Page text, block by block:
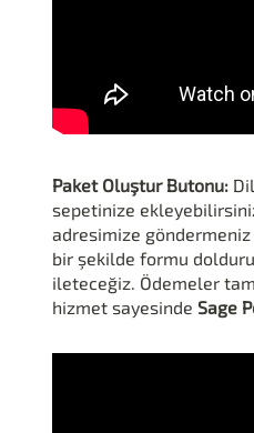
Paket Oluştur Butonu:
sepetinize
adresimize göndermeniz
bir şekilde formu
ileteceğiz. Ödemeler
hizmet sayesinde Sage